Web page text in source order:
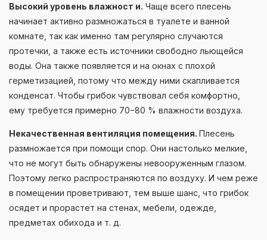
Высокий уровень влажност и. Чаще всего плесень
начинает активно размножаться в туалете и ванной
комнате, так как именно там регулярно случаются
протечки, а также есть источники свободно льющейся
воды. Она также появляется и на окнах с плохой
герметизацией, потому что между ними скапливается
конденсат. Чтобы грибок чувствовал себя комфортно,
ему требуется примерно 70−80 % влажности воздуха.
Некачественная вентиляция помещения. Плесень
размножается при помощи спор. Они настолько мелкие,
что не могут быть обнаружены невооруженным глазом.
Поэтому легко распространяются по воздуху. И чем реже
в помещении проветривают, тем выше шанс, что грибок
осядет и прорастет на стенах, мебели, одежде,
предметах обихода и т. д.